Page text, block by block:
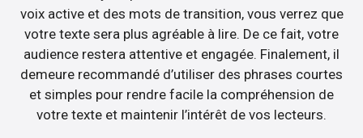
voix active et des mots de transition, vous verrez que
votre texte sera plus agréable à lire. De ce fait, votre
audience restera attentive et engagée. Finalement, il
demeure recommandé d’utiliser des phrases courtes
et simples pour rendre facile la compréhension de
votre texte et maintenir l’intérêt de vos lecteurs.